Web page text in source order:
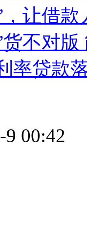
让借款
货不对
率贷款
00:42